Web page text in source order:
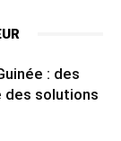
: des
des solutions